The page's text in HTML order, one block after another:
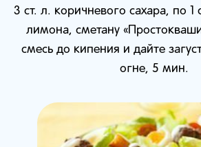
3 ст. л. коричневого сахара, по 1
лимона, сметану
смесь до кипения и дайте
огне, 5 мин.